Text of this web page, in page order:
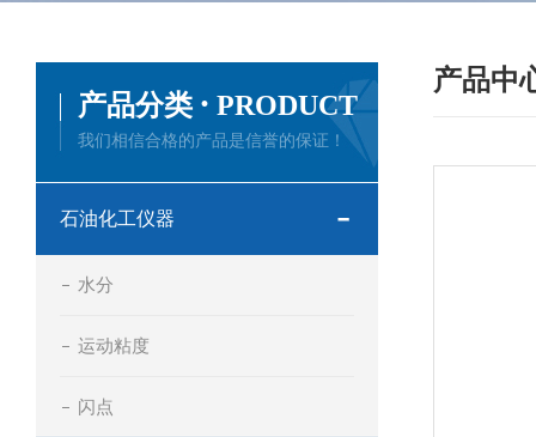
产品中
产品分类 · PRODUCT
我们相信合格的产品是信誉的保证！
石油化工仪器
水分
运动粘度
闪点